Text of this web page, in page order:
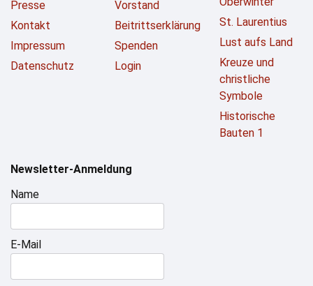
Presse
Kontakt
Impressum
Datenschutz
Vorstand
Beitrittserklärung
Spenden
Login
St. Laurentius
Lust aufs Land
Kreuze und
christliche
Symbole
Historische
Bauten 1
Newsletter-Anmeldung
Name
E-Mail